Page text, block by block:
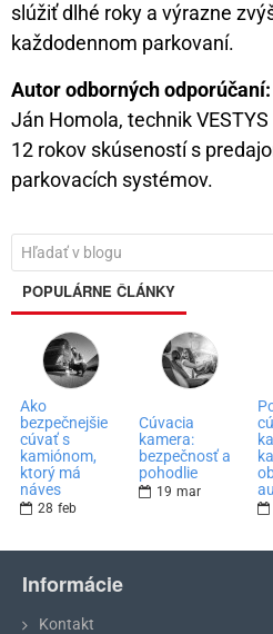
slúžiť dlhé roky a výrazne
každodennom parkovaní.
Autor odborných odporúčaní:
Ján Homola, technik VESTYS
12 rokov skúseností s
parkovacích systémov.
POPULÁRNE ČLÁNKY
Ako
bezpečnejšie
cúvať s
kamiónom,
ktorý má
náves
28 feb
Cúvacia
kamera:
bezpečnosť a
pohodlie
19 mar
Informácie
Kontakt